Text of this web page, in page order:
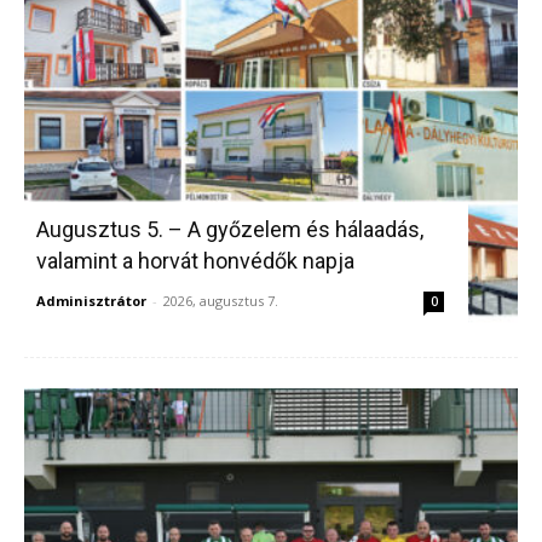
Augusztus 5. – A győzelem és hálaadás,
valamint a horvát honvédők napja
Adminisztrátor - 2026, augusztus 7. 0